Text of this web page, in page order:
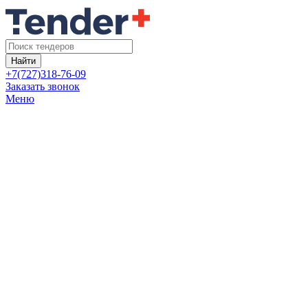
Найти
+7(727)318-76-09
Заказать звонок
Меню